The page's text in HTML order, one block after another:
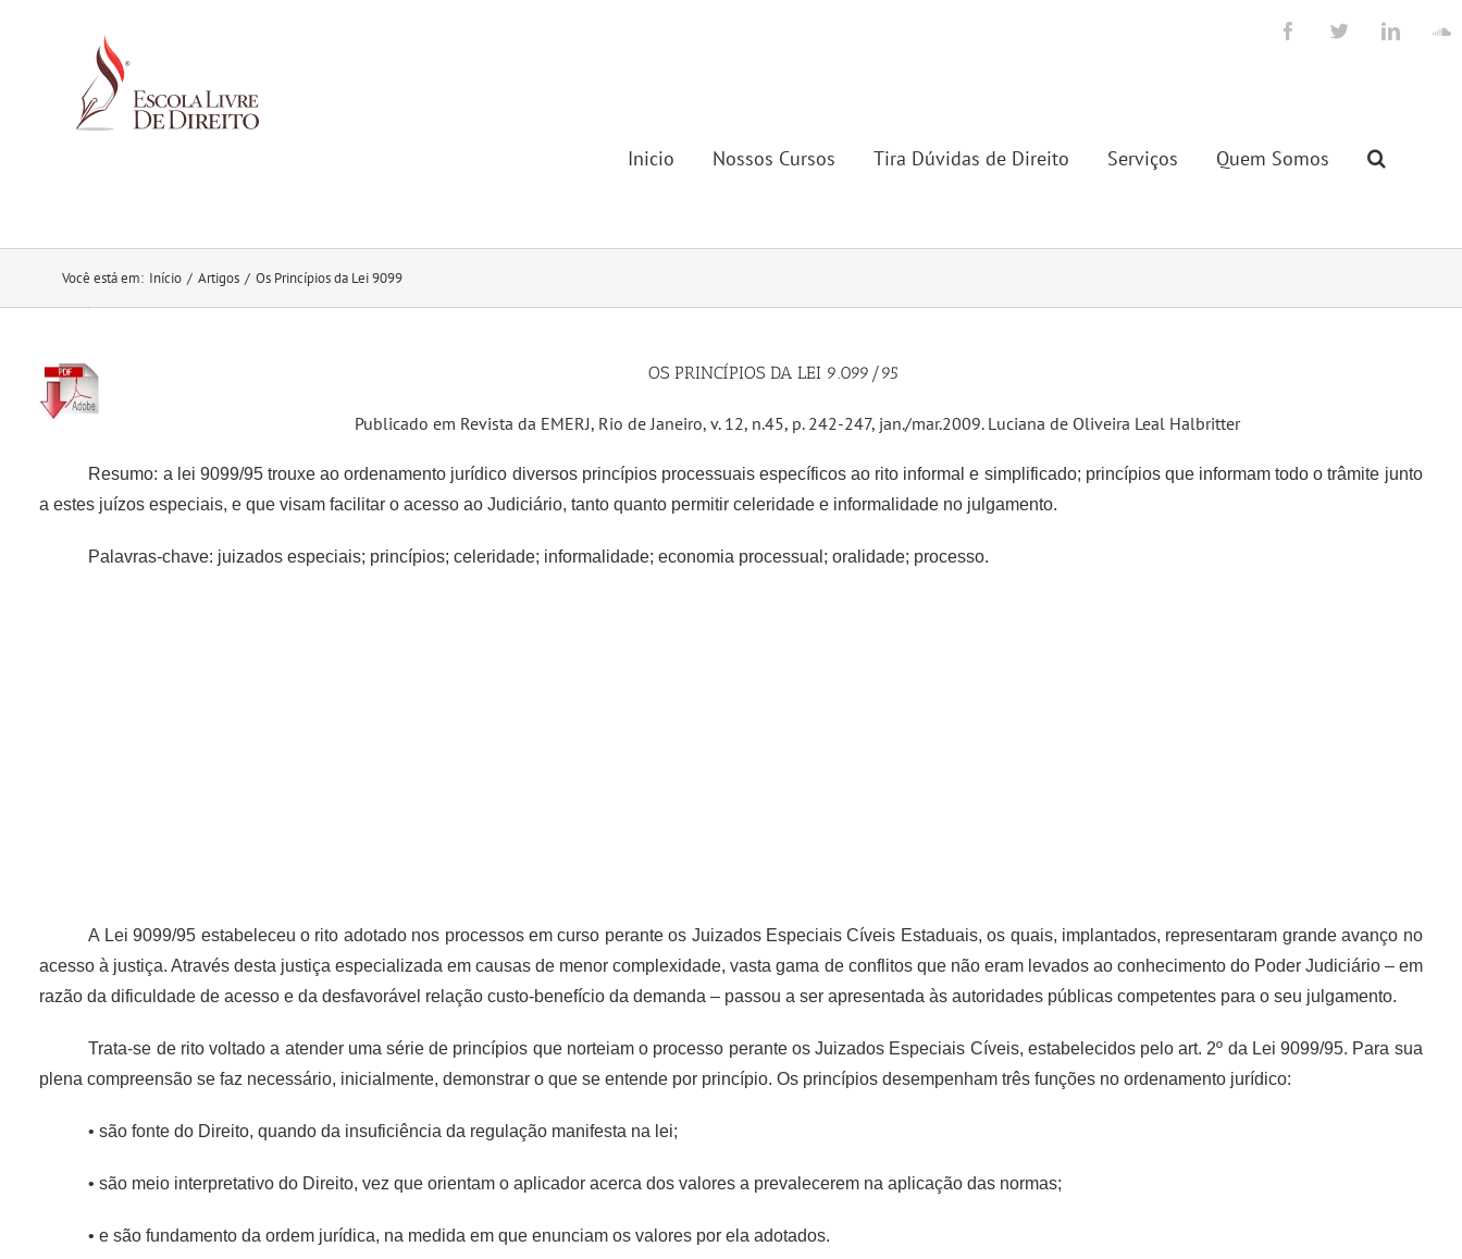
Twitter
Facebook
Inicio Nossos Cursos Tira Dúvidas de Direito Serviços Quem Somos
Você está em: Início / Artigos / Os Princípios da Lei 9099
OS PRINCÍPIOS DA LEI 9.099/95
Publicado em Revista da EMERJ, Rio de Janeiro, v. 12, n.45, p. 242-247, jan./mar.2009. Luciana de Oliveira Leal Halbritter
Resumo: a lei 9099/95 trouxe ao ordenamento jurídico diversos princípios processuais específicos ao rito informal e simplificado; princípios que informam todo o trâmite junto
a estes juízos especiais, e que visam facilitar o acesso ao Judiciário, tanto quanto permitir celeridade e informalidade no julgamento.
Palavras-chave: juizados especiais; princípios; celeridade; informalidade; economia processual; oralidade; processo.
A Lei9099/95 estabeleceu o rito adotado nos processos em curso perante os Juizados Especiais Cíveis Estaduais, os quais, implantados, representaram grande avanço no
acesso à justiça. Através desta justiça especializada em causas de menor complexidade, vasta gama de conflitos que não eram levados ao conhecimento do Poder Judiciário – em
razão da dificuldade de acesso e da desfavorável relação custo-benefício da demanda – passou a ser apresentada às autoridades públicas competentes para o seu julgamento.
Trata-se de rito voltado a atender uma série de princípios que norteiam o processo perante os Juizados Especiais Cíveis, estabelecidos pelo art. 2º da Lei 9099/95. Para sua
plena compreensão se faz necessário, inicialmente, demonstrar o que se entende por princípio. Os princípios desempenham três funções no ordenamento jurídico:
• são fonte do Direito, quando da insuficiência da regulação manifesta na lei;
• são meio interpretativo do Direito, vez que orientam o aplicador acerca dos valores a prevalecerem na aplicação das normas;
• e são fundamento da ordem jurídica, na medida em que enunciam os valores por ela adotados.